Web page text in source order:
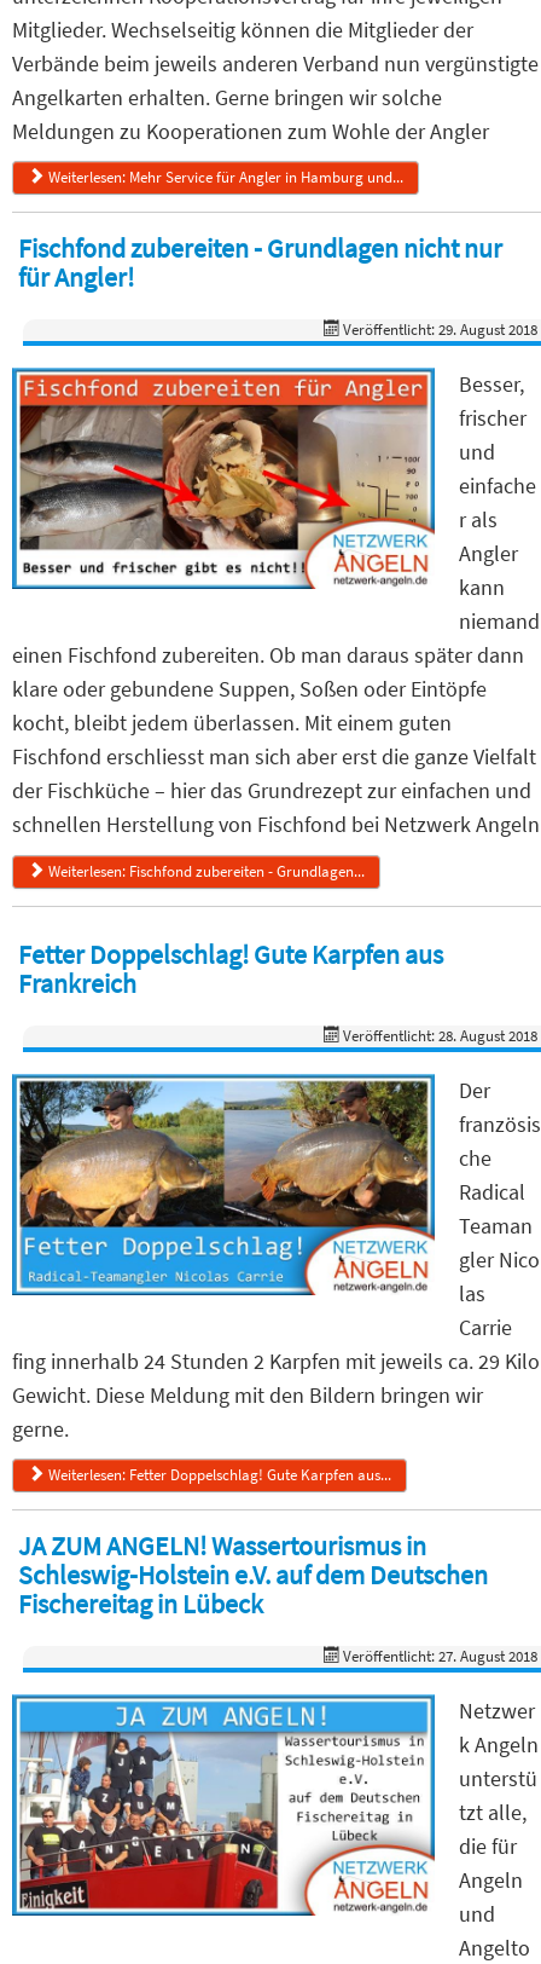
Mitglieder. Wechselseitig können die Mitglieder der
Verbände beim jeweils anderen Verband nun vergünstigte
Angelkarten erhalten. Gerne bringen wir solche
Meldungen zu Kooperationen zum Wohle der Angler
Weiterlesen: Mehr Service für Angler in Hamburg und...
Fischfond zubereiten - Grundlagen nicht nur
für Angler!
Veröffentlicht: 29. August 2018
Besser,
frischer
und
einfache
r als
Angler
kann
niemand
einen Fischfond zubereiten. Ob man daraus später dann
klare oder gebundene Suppen, Soßen oder Eintöpfe
kocht, bleibt jedem überlassen. Mit einem guten
Fischfond erschliesst man sich aber erst die ganze Vielfalt
der Fischküche – hier das Grundrezept zur einfachen und
schnellen Herstellung von Fischfond bei Netzwerk Angeln
Weiterlesen: Fischfond zubereiten - Grundlagen...
Fetter Doppelschlag! Gute Karpfen aus
Frankreich
Veröffentlicht: 28. August 2018
Der
französis
che
Radical
Teaman
gler Nico
las
Carrie
fing innerhalb 24 Stunden 2 Karpfen mit jeweils ca. 29 Kilo
Gewicht. Diese Meldung mit den Bildern bringen wir
gerne.
Weiterlesen: Fetter Doppelschlag! Gute Karpfen aus...
JA ZUM ANGELN! Wassertourismus in
Schleswig-Holstein e.V. auf dem Deutschen
Fischereitag in Lübeck
Veröffentlicht: 27. August 2018
Netzwer
k Angeln
unterstü
tzt alle,
die für
Angeln
und
Angelto